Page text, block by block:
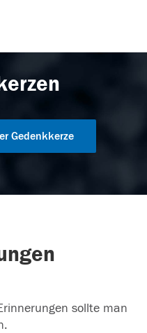
Gedenkkerze
sollte man